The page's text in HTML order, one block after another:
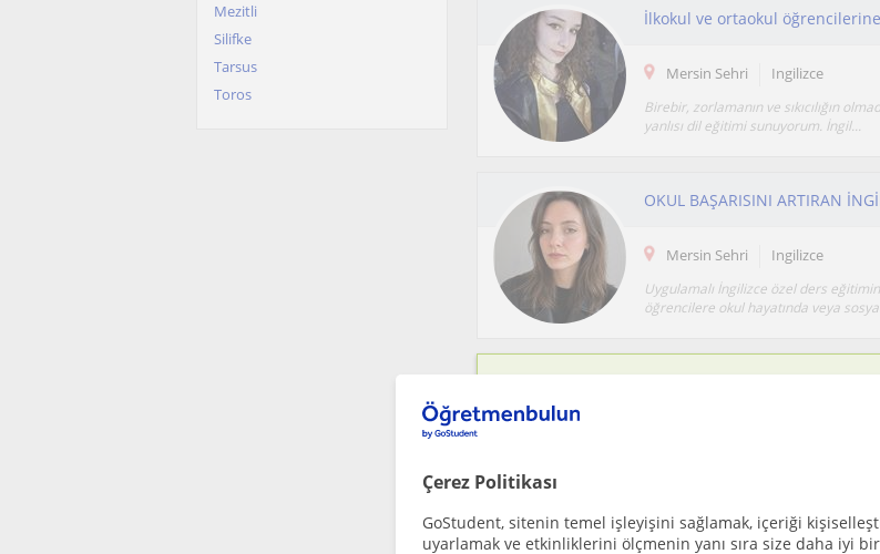
Çerez Politikası
GoStudent, sitenin temel işleyişini sağlamak, içeriği
uyarlamak ve etkinliklerini ölçmenin yanı sıra size daha iyi
Mezitli
Silifke
Tarsus
Toros
Mersin Sehri Ingilizce
Birebir, zorlamanın ve sıkıcılığın
yanlısı dil eğitimi sunuyorum. İngil...
OKUL BAŞARISINI ARTIRAN
Mersin Sehri Ingilizce
Uygulamalı İngilizce özel ders
öğrencilere okul hayatında veya
Ücretsiz bir ilan ver ve öğretmenlerin seninle